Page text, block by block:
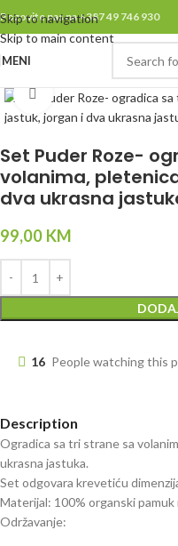
Skip to navigation
Skip to main content
Pozovite nas na +387 49 746 930
MENI
Click to enlarge
Set Puder Roze-
volanima,
dva ukrasna
99,00 KM
16 People watching this
Description
Ogradica sa tri strane sa
ukrasna jastuka.
Set odgovara krevetiću
Materijal: 100% organski pamuk
Održavanje: